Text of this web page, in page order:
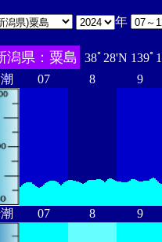
年
潟県：粟島
38ﾟ28'N 139ﾟ
07 8 9
07 8 9